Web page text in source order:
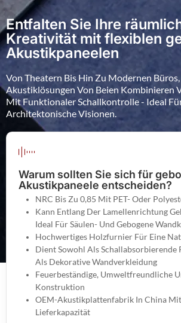
Entfalten Sie Ihre
Kreativität mit flexiblen
Akustikpaneelen
Von Theatern Bis Hin Zu Modernen
Akustiklösungen Von Beien Kombinieren
Mit Funktionaler Schallkontrolle - Ideal
Architektonische Visionen.
Warum sollten Sie sich für
Akustikpaneele entscheiden?
NRC Bis Zu 0,85 Mit PET- Oder
Kann Entlang Der Lamellenrichtung
Ideal Für Säulen- Und Gebogene
Hochwertiges Holzfurnier Für Eine
Dient Sowohl Als Schallabsorbierende
Als Dekorative Wandverkleidung
Feuerbeständige, Umweltfreundliche
Konstruktion
OEM-Akustikplattenfabrik In China
Lieferkapazität